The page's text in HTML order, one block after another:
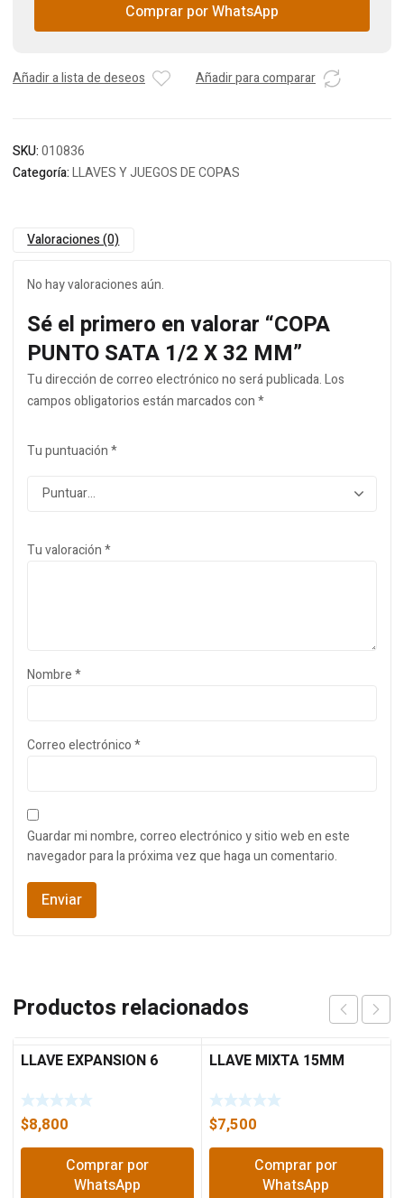
Comprar por WhatsApp
Añadir a lista de deseos Añadir para comparar
SKU:010836
Categoría:LLAVES Y JUEGOS DE COPAS
Valoraciones (0)
No hay valoraciones aún.
Sé el primero en valorar “COPA
PUNTO SATA 1/2 X 32 MM”
Tu dirección de correo electrónico no será publicada.Los
campos obligatorios están marcados con*
Tu puntuación*
Tu valoración*
Nombre*
Correo electrónico*
Guardar mi nombre, correo electrónico y sitio web en este
navegador para la próxima vez que haga un comentario.
Productos relacionados
LLAVE EXPANSION 6
$8,800
Comprar por
WhatsApp
LLAVE MIXTA 15MM
$7,500
Comprar por
WhatsApp